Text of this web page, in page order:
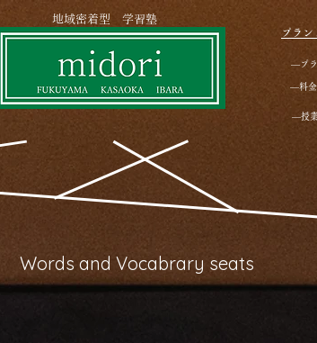
​ 地域密着型 学習塾
プラン
―プ
―料金
―授業
Words and Vocabrary seats